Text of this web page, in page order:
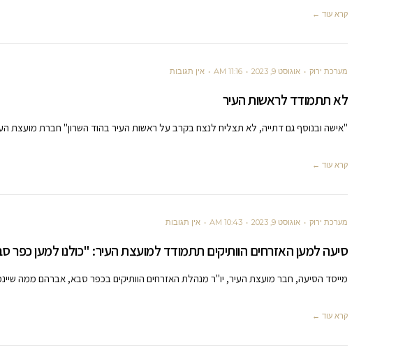
קרא עוד ←
מערכת ירוק אוגוסט 9, 2023 11:16 AM אין תגובות
לא תתמודד לראשות העיר
"אישה ובנוסף גם דתייה, לא תצליח לנצח בקרב על ראשות העיר בהוד השרון" חברת מועצת
קרא עוד ←
מערכת ירוק אוגוסט 9, 2023 10:43 AM אין תגובות
סיעה למען האזרחים הוותיקים תתמודד למועצת העיר: "כולנו למען כפר
מייסד הסיעה, חבר מועצת העיר, יו"ר מנהלת האזרחים הוותיקים בכפר סבא, אברהם ממה
קרא עוד ←